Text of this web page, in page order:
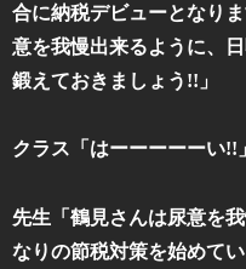
合に納税デビューとなり
意を我慢出来るように、
鍛えておきましょう!!」
クラス「はーーーーーい!!」
先生「鶴見さんは尿意を
なりの節税対策を始めて